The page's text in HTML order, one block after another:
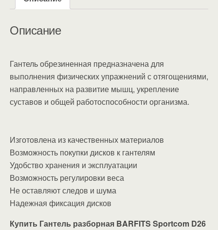
Описание
Гантель обрезиненная предназначена для
выполнения физических упражнений с отягощениями,
направленных на развитие мышц, укрепление
суставов и общей работоспособности организма.
Изготовлена из качественных материалов
Возможность покупки дисков к гантелям
Удобство хранения и эксплуатации
Возможность регулировки веса
Не оставляют следов и шума
Надежная фиксация дисков
Купить Гантель разборная BARFITS Sportcom D26